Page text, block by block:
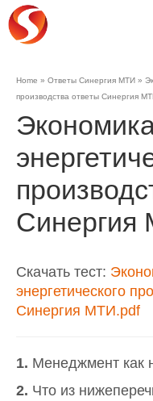
Home » Ответы Синергия МТИ »
производства ответы Синергия
Синергия
Скачать тест:
энергетического
Синергия МТИ.pdf
1. Менеджмент как
2. Что из